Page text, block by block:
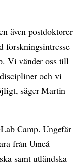
även postdoktorer
forskningsintresse
Vi vänder oss till
och vi
säger Martin
Camp. Ungefär
från Umeå
samt utländska